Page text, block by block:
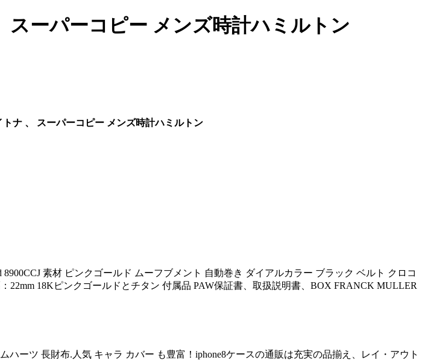
ーパーコピー メンズ時計ハミルトン
ナ 、 スーパーコピー メンズ時計ハミルトン
素材 ピンクゴールド ムーフブメント 自動巻き ダイアルカラー ブラック ベルト クロコ
22mm 18Kピンクゴールドとチタン 付属品 PAW保証書、取扱説明書、BOX FRANCK MULLER
ーツ 長財布.人気 キャラ カバー も豊富！iphone8ケースの通販は充実の品揃え、レイ・アウト